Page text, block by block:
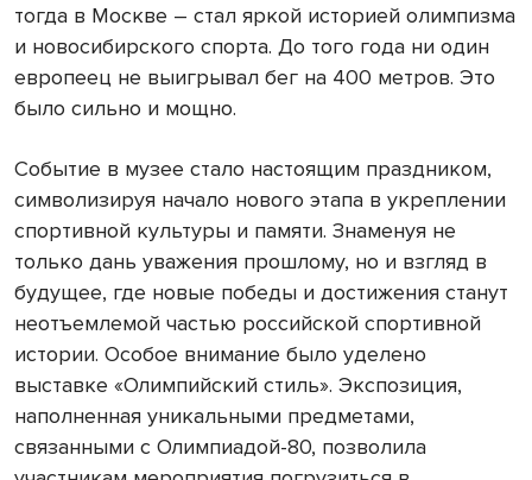
тогда в Москве – стал яркой историей олимпизма
и новосибирского спорта. До того года ни один
европеец не выигрывал бег на 400 метров. Это
было сильно и мощно.
Событие в музее стало настоящим праздником,
символизируя начало нового этапа в укреплении
спортивной культуры и памяти. Знаменуя не
только дань уважения прошлому, но и взгляд в
будущее, где новые победы и достижения станут
неотъемлемой частью российской спортивной
истории. Особое внимание было уделено
выставке «Олимпийский стиль». Экспозиция,
наполненная уникальными предметами,
связанными с Олимпиадой-80, позволила